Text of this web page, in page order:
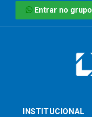
Entrar no grupo
INSTITUCIONAL